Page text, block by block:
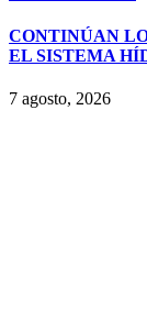
CONTINÚAN
EL SISTEMA
7 agosto, 2026